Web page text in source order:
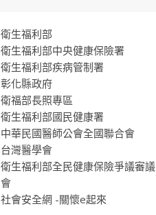
衛生福利部
衛生福利部中央健康保險署
衛生福利部疾病管制署
彰化縣政府
衛福部長照專區
衛生福利部國民健康署
中華民國醫師公會全國聯合會
台灣醫學會
衛生福利部全民健康保險爭議審議
會
社會安全網 -關懷e起來